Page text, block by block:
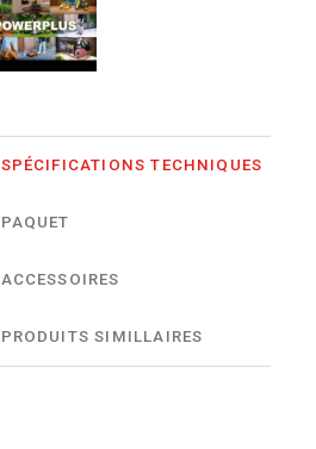
SPÉCIFICATIONS TECHNIQUES
PAQUET
ACCESSOIRES
PRODUITS SIMILLAIRES